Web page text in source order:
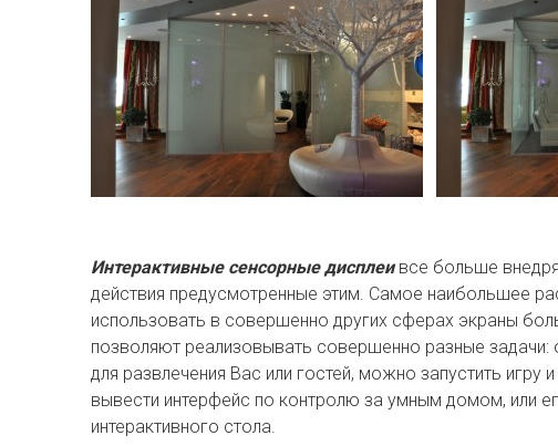
Интерактивные сенсорные дисплеивсе больше
действия предусмотренные этим. Самое наибольшее
использовать в совершенно других сферах экраны
позволяют реализовывать совершенно разные
для развлечения Вас или гостей, можно запустить
вывести интерфейс по контролю за умным домом, или
интерактивного стола.